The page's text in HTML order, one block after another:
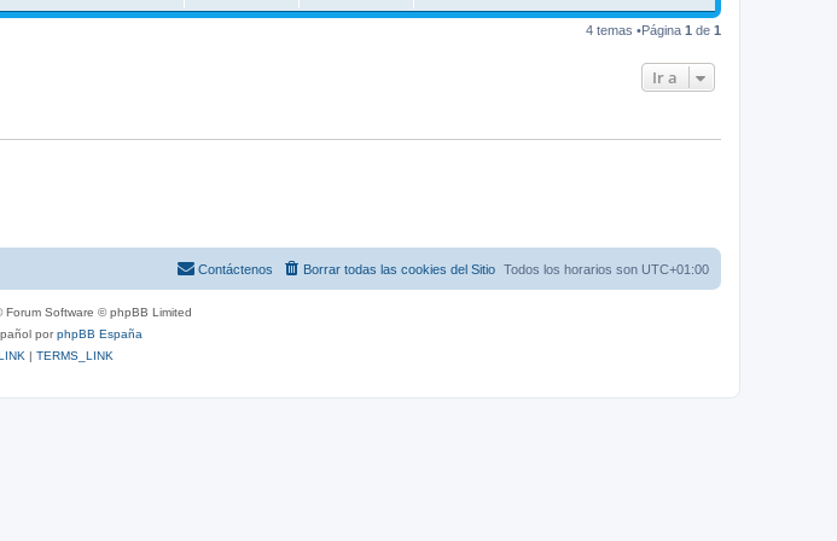
4 temas •Página 1 de 1
Ir a
Todos los horarios son UTC+01:00
Borrar todas las cookies del Sitio
Contáctenos
Forum Software © phpBB Limited
porphpBB España
| TERMS_LINK